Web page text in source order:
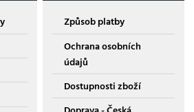
Způsob platby
Ochrana osobních
údajů
Dostupnosti zboží